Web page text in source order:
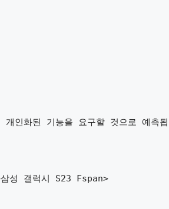
인화된 기능을 요구할 것으로 예측됩
갤럭시 S23 Fspan>